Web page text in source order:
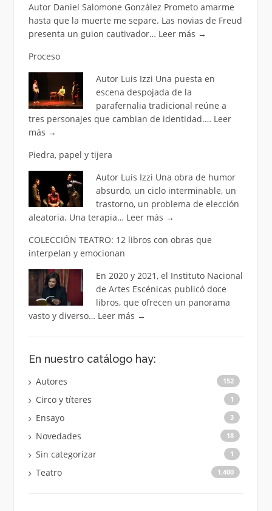
Autor Daniel Salomone González Prometo amarme
hasta que la muerte me separe. Las novias de Freud
presenta un guion cautivador… Leer más →
Proceso
Autor Luis Izzi Una puesta en
escena despojada de la
parafernalia tradicional reúne a
tres personajes que cambian de identidad.… Leer
más →
Piedra, papel y tijera
Autor Luis Izzi Una obra de humor
absurdo, un ciclo interminable, un
trastorno, un problema de elección
aleatoria. Una terapia… Leer más →
COLECCIÓN TEATRO: 12 libros con obras que
interpelan y emocionan
En 2020 y 2021, el Instituto Nacional
de Artes Escénicas publicó doce
libros, que ofrecen un panorama
vasto y diverso… Leer más →
En nuestro catálogo hay:
Autores 152
Circo y títeres 1
Ensayo 3
Novedades 18
Sin categorizar 1
Teatro 1.400